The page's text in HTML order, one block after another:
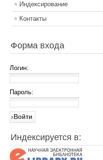
Индексирование
Контакты
Форма входа
Логин:
Пароль:
Индексируется в: